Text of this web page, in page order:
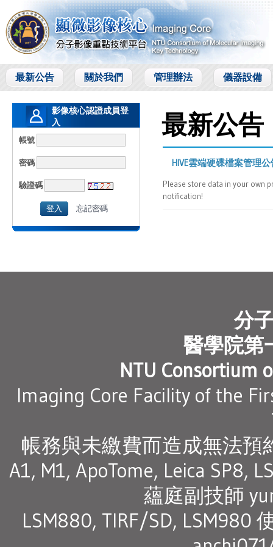
最新公告 關於我們 管理辦法 儀器設備
影像核心認證成員登
入
帳號
密碼
驗證碼
忘記密碼
最新公告
HIVE雲端硬碟檔案管理公
Please store data in your own
notification!
分
醫學院第
NTU Consortium
Imaging Core Facility of the
帳務與未繳費而造成無法預
A1, M1, ApoTome, Leica SP8,
蘊庭副技師
LSM880, TIRF/SD,